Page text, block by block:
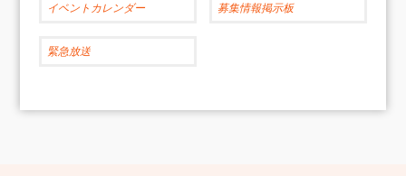
イベントカレンダー 募集情報掲示板
緊急放送